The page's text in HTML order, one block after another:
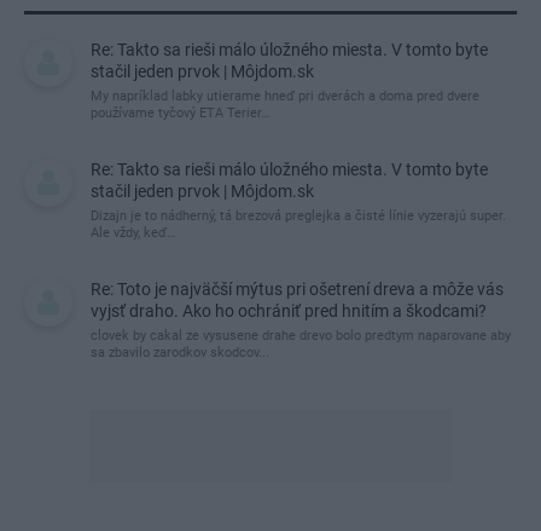
Re: Takto sa rieši málo úložného miesta. V tomto byte
stačil jeden prvok | Môjdom.sk
My napríklad labky utierame hneď pri dverách a doma pred dvere
používame tyčový ETA Terier…
Re: Takto sa rieši málo úložného miesta. V tomto byte
stačil jeden prvok | Môjdom.sk
Dizajn je to nádherný, tá brezová preglejka a čisté línie vyzerajú super.
Ale vždy, keď…
Re: Toto je najväčší mýtus pri ošetrení dreva a môže vás
vyjsť draho. Ako ho ochrániť pred hnitím a škodcami?
clovek by cakal ze vysusene drahe drevo bolo predtym naparovane aby
sa zbavilo zarodkov skodcov...